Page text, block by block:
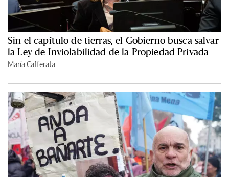
Sin el capítulo de tierras, el Gobierno busca salvar
la Ley de Inviolabilidad de la Propiedad Privada
María Cafferata